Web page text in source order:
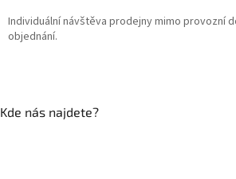
Individuální návštěva prodejny mimo provozní
objednání.
Kde nás najdete?